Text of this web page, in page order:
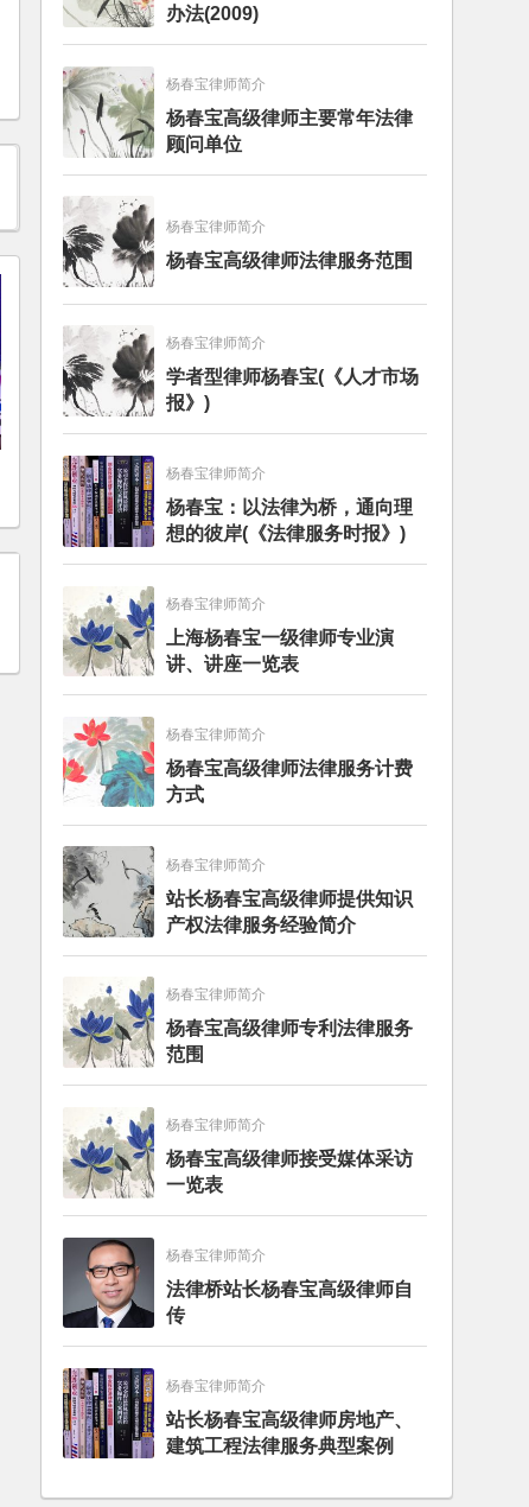
办法(2009)
杨春宝律师简介
杨春宝高级律师主要常年法律
顾问单位
杨春宝律师简介
杨春宝高级律师法律服务范围
杨春宝律师简介
学者型律师杨春宝(《人才市场
报》)
杨春宝律师简介
杨春宝：以法律为桥，通向理
想的彼岸(《法律服务时报》)
杨春宝律师简介
上海杨春宝一级律师专业演
讲、讲座一览表
杨春宝律师简介
杨春宝高级律师法律服务计费
方式
杨春宝律师简介
站长杨春宝高级律师提供知识
产权法律服务经验简介
杨春宝律师简介
杨春宝高级律师专利法律服务
范围
杨春宝律师简介
杨春宝高级律师接受媒体采访
一览表
杨春宝律师简介
法律桥站长杨春宝高级律师自
传
杨春宝律师简介
站长杨春宝高级律师房地产、
建筑工程法律服务典型案例